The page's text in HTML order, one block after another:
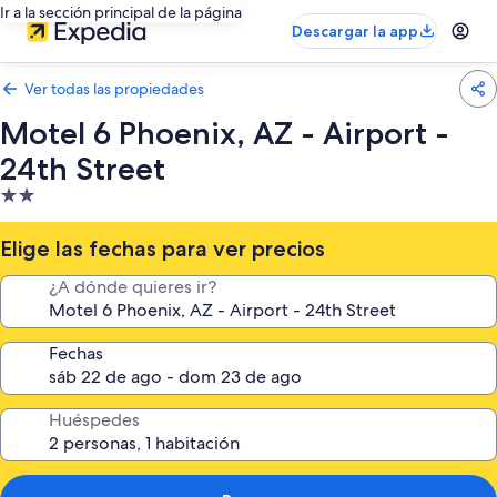
Ir a la sección principal de la página
Descargar la app
Ver todas las propiedades
Motel 6 Phoenix, AZ - Airport -
24th Street
Propiedad
de
2.0
estrellas
Elige las fechas para ver precios
¿A dónde quieres ir?
Fechas
Huéspedes